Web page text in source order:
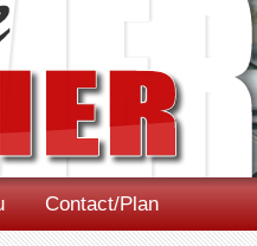
Contact/Plan